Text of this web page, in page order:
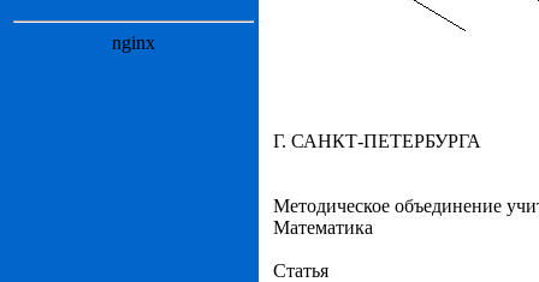
Г. САНКТ-ПЕТЕРБУРГА
Методическое объединение
Математика
Статья